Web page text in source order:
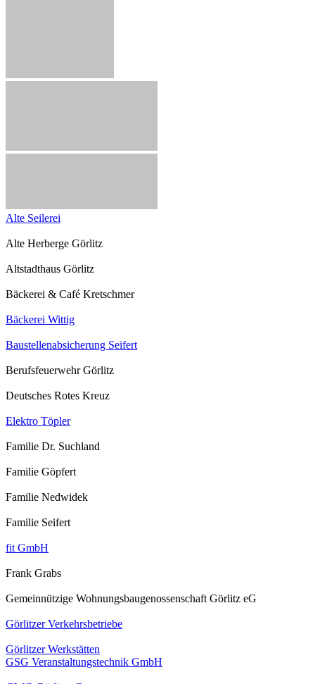
Alte Seilerei
Alte Herberge Görlitz
Altstadthaus Görlitz
Bäckerei & Café Kretschmer
Bäckerei Wittig
Baustellenabsicherung Seifert
Berufsfeuerwehr Görlitz
Deutsches Rotes Kreuz
Elektro Töpler
Familie Dr. Suchland
Familie Göpfert
Familie Nedwidek
Familie Seifert
fit GmbH
Frank Grabs
Gemeinnützige Wohnungsbaugenossenschaft Görlitz eG
Görlitzer Verkehrsbetriebe
Görlitzer Werkstätten
GSG Veranstaltungstechnik GmbH